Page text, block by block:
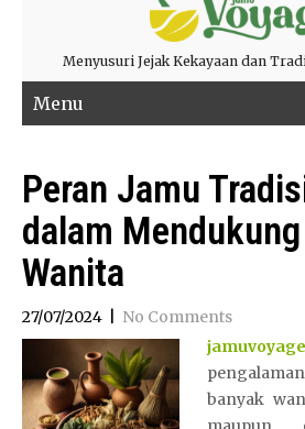
Menyusuri Jejak Kekayaan dan
Menu
Peran Jamu
dalam
Wanita
27/07/2024
No Comments
jamuvoyage
banyak